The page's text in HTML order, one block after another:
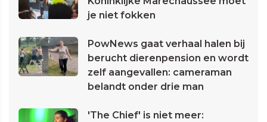
je niet fokken
PowNews gaat verhaal halen bij
berucht dierenpension en wordt
zelf aangevallen: cameraman
belandt onder drie man
'The Chief' is niet meer: